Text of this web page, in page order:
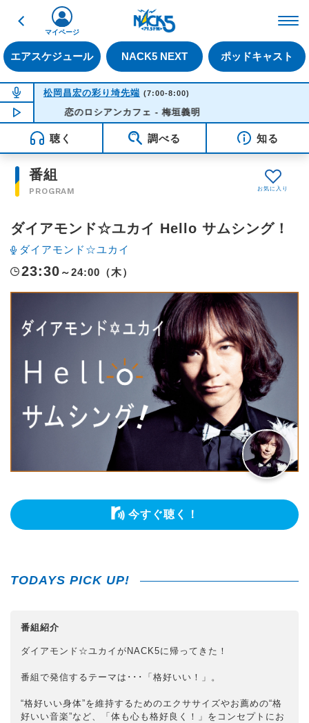
戻る
エアスケジュール NACK5 NEXT ポッドキャスト
マイページ
NOW ON AIR
松岡昌宏の彩り埼先端 (7:00-8:00)
NOW PLAYING05:42
恋のロシアンカフェ - 梅垣義明
聴く 調べる 知る
番組
PROGRAM
ダイアモンド☆ユカイ Hello サムシング！
ダイアモンド☆ユカイ
23:30 ～24:00（木）
今すぐ聴く！
TODAYS PICK UP!
番組紹介
ダイアモンド☆ユカイがNACK5に帰ってきた！
番組で発信するテーマは･･･「格好いい！」。
“格好いい身体”を維持するためのエクササイズやお薦めの“格
好いい音楽”など、「体も心も格好良く！」を コンセプトにお